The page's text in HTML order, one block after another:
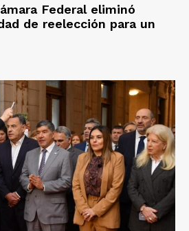
Federal eliminó
de reelección para un